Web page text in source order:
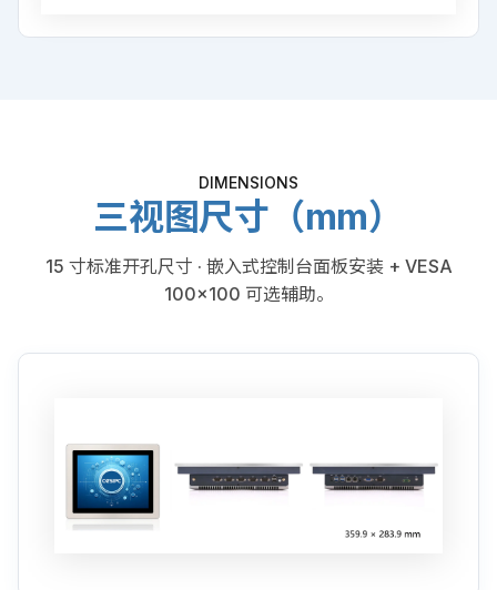
DIMENSIONS
三视图尺寸（mm）
15 寸标准开孔尺寸 · 嵌入式控制台面板安装 + VESA
100×100 可选辅助。